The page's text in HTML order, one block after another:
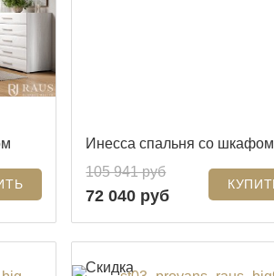
Инесса спальня со шкафом
105 941 руб
72 040 руб
Скидка